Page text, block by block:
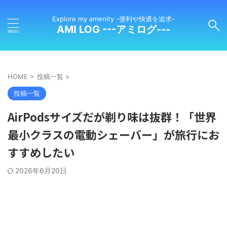
Explore my amenity -便利や快適を追求-
AMI LOG ---アミログ---
HOME > 投稿一覧 >
投稿一覧
AirPodsサイズだが剃り味は抜群！「世界
最小クラスの電動シェーバー」が旅行にお
すすめしたい
2026年6月20日